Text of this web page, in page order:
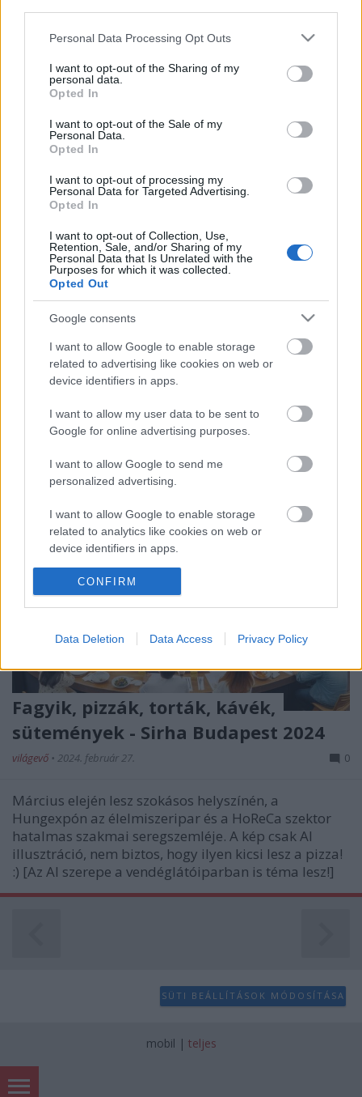
Please note that this website/app uses one or more Google
not limited to your visit or usage behaviour. You may click to
grant or deny consent to Google and its third-party tags to
use your data for below specified purposes in below Google
consent section.
Personal Data Processing Opt Outs
I want to opt-out of the Sharing of my
personal data.
Opted In
I want to opt-out of the Sale of my
Personal Data.
Opted In
I want to opt-out of processing my
Personal Data for Targeted Advertising.
Opted In
I want to opt-out of Collection, Use,
Retention, Sale, and/or Sharing of my
Personal Data that Is Unrelated with the
Purposes for which it was collected.
Opted Out
Google consents
I want to allow Google to enable storage
related to advertising like cookies on web or
device identifiers in apps.
I want to allow my user data to be sent to
Google for online advertising purposes.
I want to allow Google to send me
personalized advertising.
I want to allow Google to enable storage
related to analytics like cookies on web or
device identifiers in apps.
I want to allow Google to enable storage
related to functionality of the website or app.
I want to allow Google to enable storage
related to personalization.
I want to allow Google to enable storage
related to security, including authentication
functionality and fraud prevention, and other
user protection.
CONFIRM
Data Deletion Data Access Privacy Policy
A világ talán legjobb kínai étterme...
világevő•2024. április 10.
Méltatlanul elhanyagolja a nemzetközi média a
kínai konyhát, pedig - hiába vagyok a japán konyha
feltétlen rajongója - elképesztően árnyalt és
kifinomult, nem is beszélve ez évezredes tradíciókról.
Ha úgy érzed, hogy kipróbálnád, most van esély,
ugorj a végére!
Fagyik, pizzák, torták, kávék,
sütemények - Sirha Budapest 2024
világevő • 2024. február 27. 0
Március elején lesz szokásos helyszínén, a
Hungexpón az élelmiszeripar és a HoReCa szektor
hatalmas szakmai seregszemléje. A kép csak AI
illusztráció, nem biztos, hogy ilyen kicsi lesz a pizza!
:) [Az AI szerepe a vendéglátóiparban is téma lesz!]
SÜTI BEÁLLÍTÁSOK MÓDOSÍTÁSA
mobil | teljes